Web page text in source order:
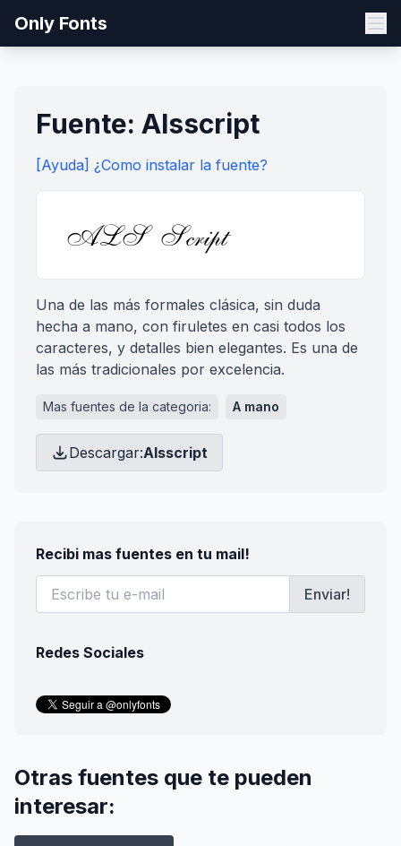
Only Fonts
Fuente: Alsscript
[Ayuda] ¿Como instalar la fuente?
Una de las más formales clásica, sin duda
hecha a mano, con firuletes en casi todos los
caracteres, y detalles bien elegantes. Es una de
las más tradicionales por excelencia.
Mas fuentes de la categoria: A mano
Descargar:Alsscript
Recibi mas fuentes en tu mail!
Enviar!
Redes Sociales
Otras fuentes que te pueden
interesar: